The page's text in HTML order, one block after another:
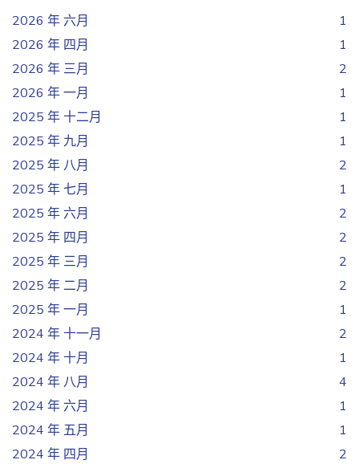
2026 年 六月
1
2026 年 四月
1
2026 年 三月
2
2026 年 一月
1
2025 年 十二月
1
2025 年 九月
1
2025 年 八月
2
2025 年 七月
1
2025 年 六月
2
2025 年 四月
2
2025 年 三月
2
2025 年 二月
2
2025 年 一月
1
2024 年 十一月
2
2024 年 十月
1
2024 年 八月
4
2024 年 六月
1
2024 年 五月
1
2024 年 四月
2